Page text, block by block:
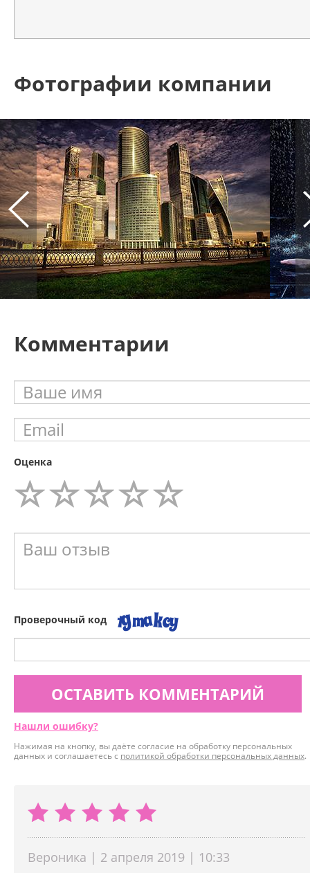
Фотографии компании
Комментарии
Оценка
Проверочный код
ОСТАВИТЬ КОММЕНТАРИЙ
Нашли ошибку?
Нажимая на кнопку, вы даёте согласие на обработку персональных
данных и соглашаетесь с политикой обработки персональных данных.
Вероника | 2 апреля 2019 | 10:33